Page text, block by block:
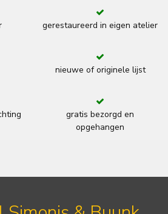
gerestaureerd in eigen atelier
nieuwe of originele lijst
gratis bezorgd en
opgehangen